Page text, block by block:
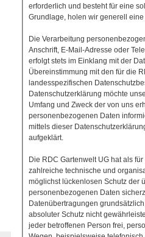
erforderlich und besteht für eine
Grundlage, holen wir generell
Die Verarbeitung
Anschrift, E-Mail-Adresse oder
erfolgt stets im Einklang mit der
Übereinstimmung mit den für die
landesspezifischen
Datenschutzerklärung möchte
Umfang und Zweck der von uns
personenbezogenen Daten
mittels dieser
aufgeklärt.
Die RDC Gartenwelt UG hat als
zahlreiche technische und
möglichst lückenlosen Schutz der
personenbezogenen Daten
Datenübertragungen
absoluter Schutz nicht
jeder betroffenen Person frei,